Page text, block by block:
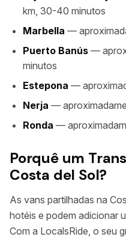
km, 30-40 minutos
Marbella —
Puerto Banús —
minutos
Estepona —
Nerja —
Ronda —
Porquê um
Costa del Sol?
As vans partilhadas na
hotéis e podem adicionar
Com a LocalsRide, o seu